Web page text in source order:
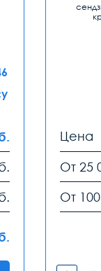
Цена
От 25
От